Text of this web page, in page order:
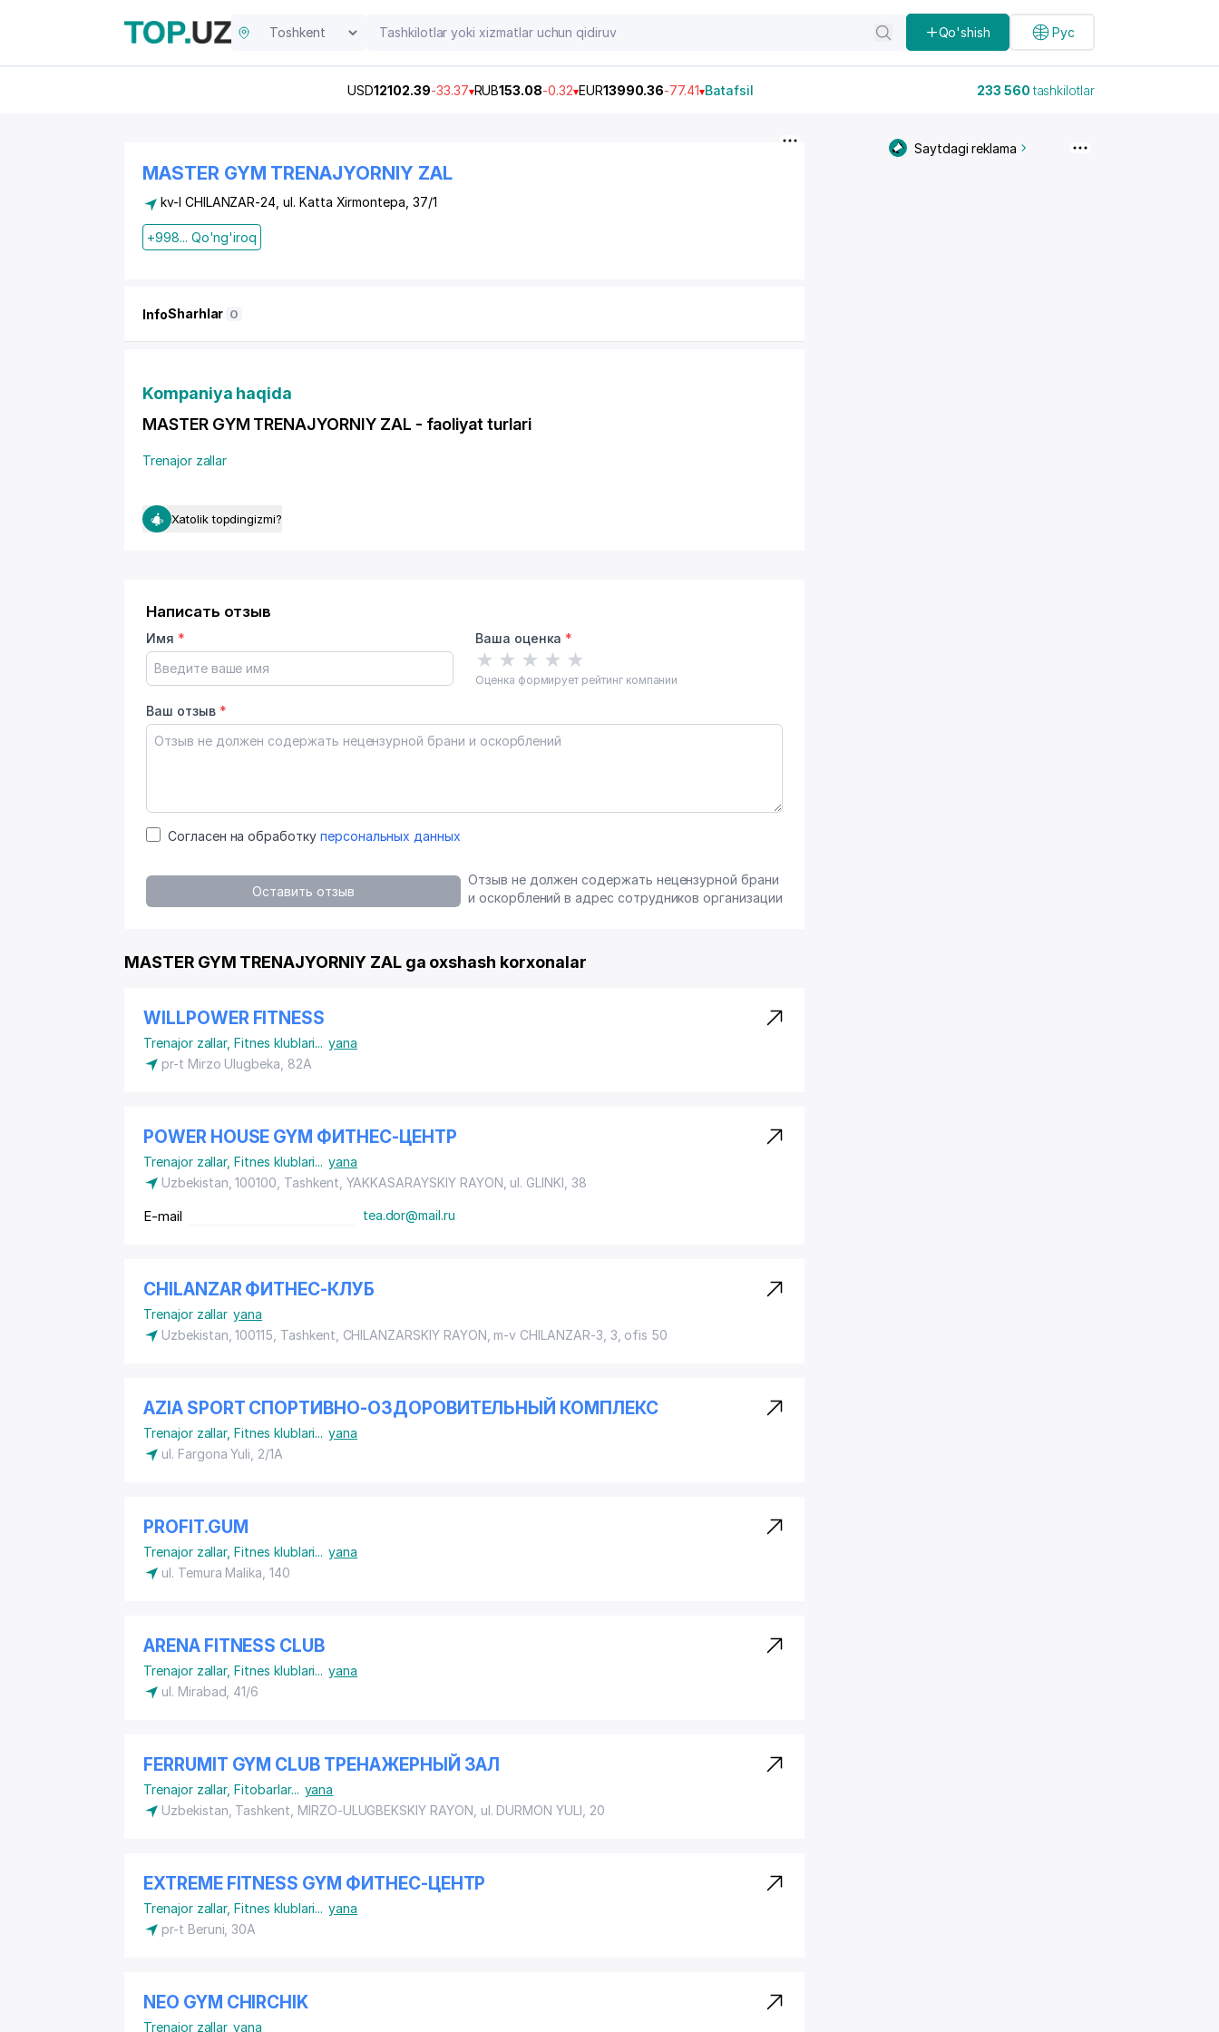
Qo'shish Рус
USD12102.39-33.37 RUB153.08-0.32 EUR13990.36-77.41 Batafsil 233 560tashkilotlar
MASTER GYM TRENAJYORNIY ZAL
kv-l CHILANZAR-24, ul. Katta Xirmontepa, 37/1
+998... Qo'ng'iroq
InfoSharhlar 0
Kompaniya haqida
MASTER GYM TRENAJYORNIY ZAL - faoliyat turlari
Trenajor zallar
Xatolik topdingizmi?
Написать отзыв
Имя * Ваша оценка *
★ ★ ★ ★ ★
Оценка формирует рейтинг компании
Ваш отзыв *
Согласен на обработку персональных данных
Оставить отзыв
Отзыв не должен содержать нецензурной брани
и оскорблений в адрес сотрудников организации
MASTER GYM TRENAJYORNIY ZAL ga oxshash korxonalar
WILLPOWER FITNESS
Trenajor zallar,Fitnes klublari... yana
pr-t Mirzo Ulugbeka, 82A
POWER HOUSE GYM ФИТНЕС-ЦЕНТР
Trenajor zallar,Fitnes klublari... yana
Uzbekistan, 100100, Tashkent, YAKKASARAYSKIY RAYON , ul. GLINKI, 38
E-mail tea.dor@mail.ru
CHILANZAR ФИТНЕС-КЛУБ
Trenajor zallar yana
Uzbekistan, 100115, Tashkent, CHILANZARSKIY RAYON , m-v CHILANZAR-3, 3, ofis 50
AZIA SPORT СПОРТИВНО-ОЗДОРОВИТЕЛЬНЫЙ КОМПЛЕКС
Trenajor zallar,Fitnes klublari... yana
ul. Fargona Yuli, 2/1A
PROFIT.GUM
Trenajor zallar,Fitnes klublari... yana
ul. Temura Malika, 140
ARENA FITNESS CLUB
Trenajor zallar,Fitnes klublari... yana
ul. Mirabad, 41/6
FERRUMIT GYM CLUB ТРЕНАЖЕРНЫЙ ЗАЛ
Trenajor zallar,Fitobarlar... yana
Uzbekistan, Tashkent, MIRZO-ULUGBEKSKIY RAYON , ul. DURMON YULI, 20
EXTREME FITNESS GYM ФИТНЕС-ЦЕНТР
Trenajor zallar,Fitnes klublari... yana
pr-t Beruni, 30A
NEO GYM CHIRCHIK
Trenajor zallar yana
Saytdagi reklama